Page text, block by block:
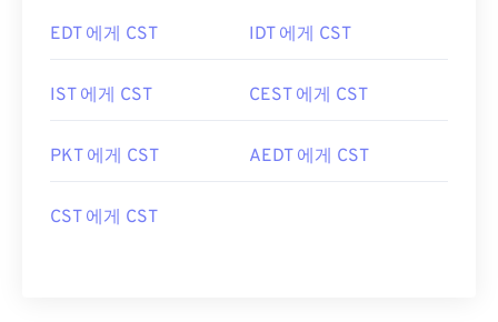
EDT 에게 CST IDT 에게 CST
IST 에게 CST CEST 에게 CST
PKT 에게 CST AEDT 에게 CST
CST 에게 CST